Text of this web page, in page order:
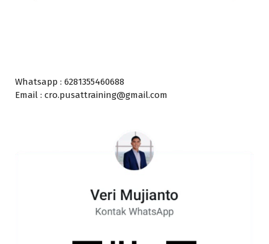
Whatsapp : 6281355460688
Email : cro.pusattraining@gmail.com